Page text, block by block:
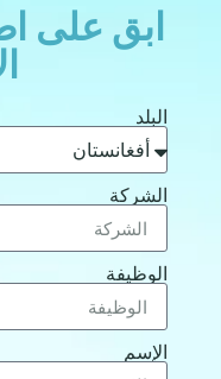
ابق على
البلد
الشركة
الوظيفة
الإسم